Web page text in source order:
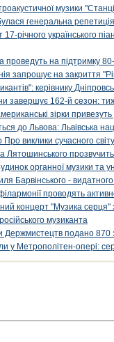
музики
генеральна
річного українського
проведуть на підтримку
запрошує на закриття
керівнику
завершує 162-й сезон:
зірки
до Львова: Львівська
виклики сучасного світу
Лятошинського
органної музики та
Барвінського -
проводять
концерт "Музика
музиканта
подано 870
у Метрополітен-опері: